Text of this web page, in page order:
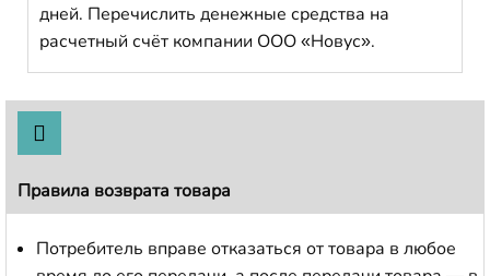
дней. Перечислить денежные средства на
расчетный счёт компании ООО «Новус».
Правила возврата товара
Потребитель вправе отказаться от товара в любое